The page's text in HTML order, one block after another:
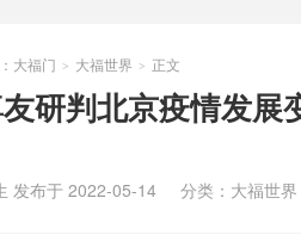
大福门 > 大福世界 > 正文
研判北京疫情发展
发布于 2022-05-14 分类： 大福世界